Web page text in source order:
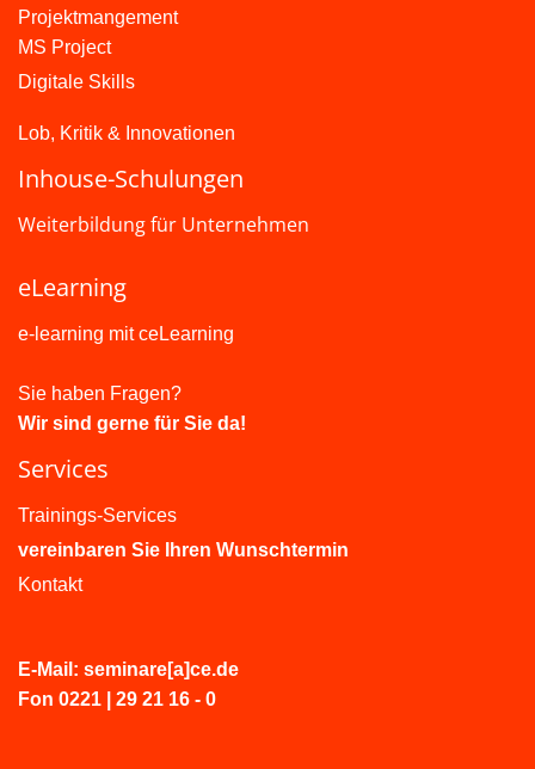
Projektmangement
MS Project
Digitale Skills
Lob, Kritik & Innovationen
Inhouse-Schulungen
Weiterbildung für Unternehmen
eLearning
e-learning mit ceLearning
Sie haben Fragen?
Wir sind gerne für Sie da!
Services
Trainings-Services
vereinbaren Sie Ihren Wunschtermin
Kontakt
E-Mail: seminare[a]ce.de
Fon 0221 | 29 21 16 - 0